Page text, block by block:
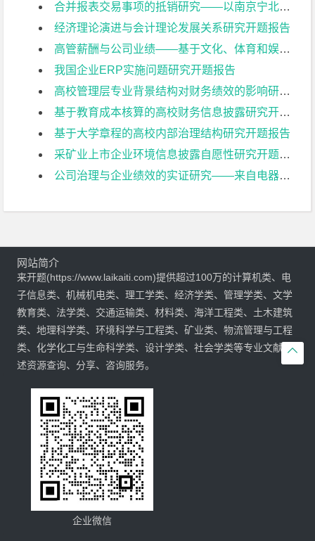
合并报表交易事项的抵销研究——以南京宁北轨道交通有限公司为例开题报告
经济理论演进与会计理论发展关系研究开题报告
高管薪酬与公司业绩——基于文化、体育和娱乐业上市公司的实证研究开题报告
我国企业ERP实施问题研究开题报告
高校管理层专业背景结构对财务绩效的影响研究开题报告
基于教育成本核算的高校财务信息披露研究开题报告
基于大学章程的高校内部治理结构研究开题报告
采矿业上市企业环境信息披露自愿性研究开题报告
公司治理与企业绩效的实证研究——来自电器机械及器材制造业上市公司的经验证据开题报告

网站简介
来开题(https://www.laikaiti.com)提供超过100万的计算机类、电
子信息类、机械机电类、理工学类、经济学类、管理学类、文学
教育类、法学类、交通运输类、材料类、海洋工程类、土木建筑
类、地理科学类、环境科学与工程类、矿业类、物流管理与工程
类、化学化工与生命科学类、设计学类、社会学类等专业文献综
述资源查询、分享、咨询服务。
企业微信